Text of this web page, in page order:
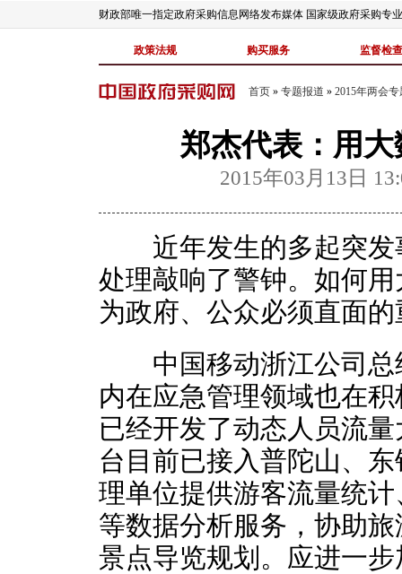
财政部唯一指定政府采购信息网络发布媒体 国家级政府采购专
政策法规 购买服务 监督检查
首页 » 专题报道 » 2015年两会专
郑杰代表：用
2015年03月13日
近年发生的多起突发
处理敲响了警钟。如何
为政府、公众必须直面
中国移动浙江公司总
内在应急管理领域也在
已经开发了动态人员流
台目前已接入普陀山、
理单位提供游客流量统
等数据分析服务，协助
景点导览规划。应进一